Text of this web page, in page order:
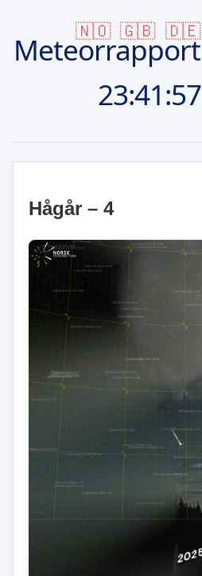
🇳🇴 🇬🇧 🇩🇪
Meteorrapport
Hågår – 4